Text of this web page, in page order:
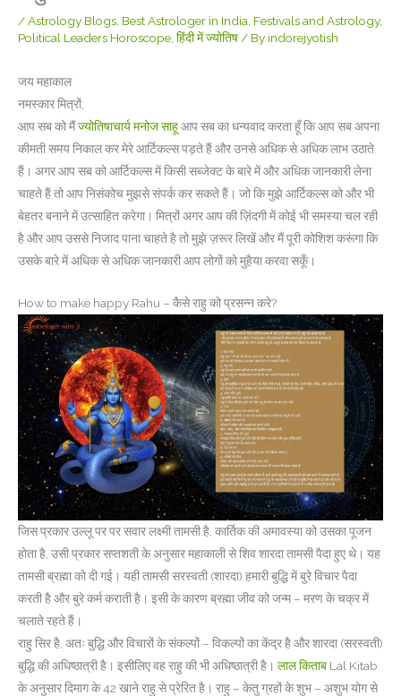
/Astrology Blogs Best Astrologer in India Festivals and Astrology,
Political Leaders Horoscope हिंदी में ज्योतिष / By indorejyotish
जय महाकाल
नमस्कार मित्रों,
आप सब को मैंज्योतिषाचार्य मनोज साहूआप सब का धन्यवाद करता हूँ कि आप सब अपना
कीमती समय निकाल कर मेरे आर्टिकल्स पड़ते हैं और उनसे अधिक से अधिक लाभ उठाते
हैं। अगर आप सब को आर्टिकल्स में किसी सब्जेक्ट के बारे में और अधिक जानकारी लेना
चाहते हैं तो आप निसंकोच मुझसे संपर्क कर सकते हैं। जो कि मुझे आर्टिकल्स को और भी
बेहतर बनाने में उत्साहित करेगा। मित्रों अगर आप की ज़िंदगी में कोई भी समस्या चल रही
है और आप उससे निजाद पाना चाहते है तो मुझे ज़रूर लिखें और मैं पूरी कोशिश करूंगा कि
उसके बारे में अधिक से अधिक जानकारी आप लोगों को मुहैया करवा सकूँ।
How to make happy Rahu – कैसे राहु को प्रसन्न करे?
जिस प्रकार उल्लू पर पर सवार लक्ष्मी तामसी है, कार्तिक की अमावस्या को उसका पूजन
होता है, उसी प्रकार सप्तशती के अनुसार महाकाली से शिव शारदा तामसी पैदा हुए थे। यह
तामसी ब्रह्मा को दी गई। यही तामसी सरस्वती (शारदा) हमारी बुद्धि में बुरे विचार पैदा
करती है और बुरे कर्म कराती है। इसी के कारण ब्रह्मा जीव को जन्म – मरण के चक्र में
चलाते रहते हैं।
राहु सिर है, अतः बुद्धि और विचारों के संकल्पों – विकल्पों का केंद्र है और शारदा (सरस्वती)
बुद्धि की अधिष्ठात्री है। इसीलिए वह राहु की भी अधिष्ठात्री है। लाल किताब Lal Kitab
के अनुसार दिमाग के 42 खाने राहु से प्रेरित है। राहु – केतु ग्रहों के शुभ – अशुभ योग से